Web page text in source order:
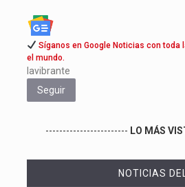
Síganos en Google Noticias con toda
el mundo.
lavibrante
Seguir
------------------------ LO MÁS
NOTICIAS